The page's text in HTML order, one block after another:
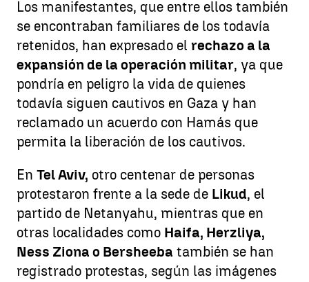
Los manifestantes, que entre ellos también
se encontraban familiares de los todavía
retenidos, han expresado el rechazo a la
expansión de la operación militar, ya que
pondría en peligro la vida de quienes
todavía siguen cautivos en Gaza y han
reclamado un acuerdo con Hamás que
permita la liberación de los cautivos.
En Tel Aviv, otro centenar de personas
protestaron frente a la sede de Likud, el
partido de Netanyahu, mientras que en
otras localidades como Haifa, Herzliya,
Ness Ziona o Bersheeba también se han
registrado protestas, según las imágenes